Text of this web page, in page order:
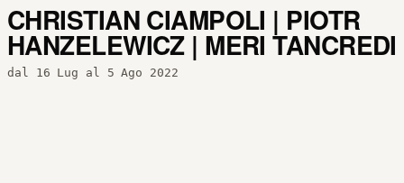
CHRISTIAN CIAMPOLI | PIOTR
HANZELEWICZ | MERI TANCREDI
dal 16 Lug al 5 Ago 2022